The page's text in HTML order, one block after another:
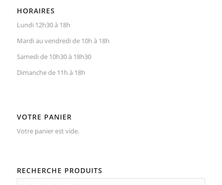
HORAIRES
Lundi 12h30 à 18h
Mardi au vendredi de 10h à 18h
Samedi de 10h30 à 18h30
Dimanche de 11h à 18h
VOTRE PANIER
Votre panier est vide.
RECHERCHE PRODUITS